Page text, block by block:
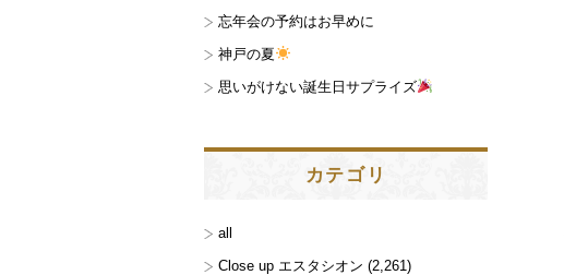
忘年会の予約はお早めに
神戸の夏
思いがけない誕生日サプライズ
カテゴリ
all
Close up エスタシオン (2,261)